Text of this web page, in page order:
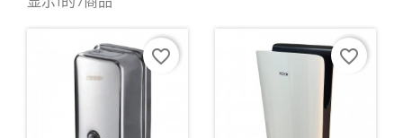
favorite_border favorite_border